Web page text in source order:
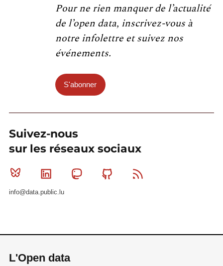
Pour ne rien manquer de l’actualité
de l’open data, inscrivez-vous à
notre infolettre et suivez nos
événements.
S'abonner
Suivez-nous
sur les réseaux sociaux
Bluesky Linkedin MastodonGithub
info@data.public.lu
L'Open data